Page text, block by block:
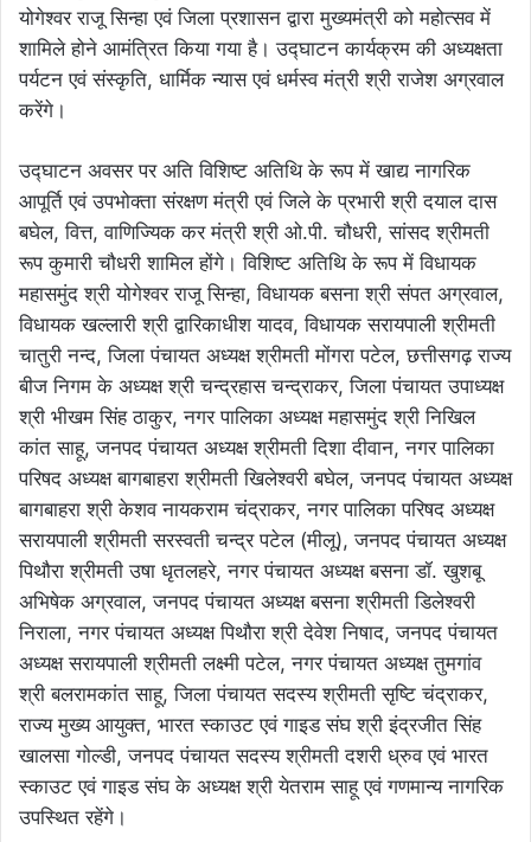
योगेश्वर राजू सिन्हा एवं जिला प्रशासन द्वारा मुख्यमंत्री को महोत्सव में
शामिले होने आमंत्रित किया गया है। उद्घाटन कार्यक्रम की अध्यक्षता
पर्यटन एवं संस्कृति, धार्मिक न्यास एवं धर्मस्व मंत्री श्री राजेश अग्रवाल
करेंगे।
उद्घाटन अवसर पर अति विशिष्ट अतिथि के रूप में खाद्य नागरिक
आपूर्ति एवं उपभोक्ता संरक्षण मंत्री एवं जिले के प्रभारी श्री दयाल दास
बघेल, वित्त, वाणिज्यिक कर मंत्री श्री ओ.पी. चौधरी, सांसद श्रीमती
रूप कुमारी चौधरी शामिल होंगे। विशिष्ट अतिथि के रूप में विधायक
महासमुंद श्री योगेश्वर राजू सिन्हा, विधायक बसना श्री संपत अग्रवाल,
विधायक खल्लारी श्री द्वारिकाधीश यादव, विधायक सरायपाली श्रीमती
चातुरी नन्द, जिला पंचायत अध्यक्ष श्रीमती मोंगरा पटेल, छत्तीसगढ़ राज्य
बीज निगम के अध्यक्ष श्री चन्द्रहास चन्द्राकर, जिला पंचायत उपाध्यक्ष
श्री भीखम सिंह ठाकुर, नगर पालिका अध्यक्ष महासमुंद श्री निखिल
कांत साहू, जनपद पंचायत अध्यक्ष श्रीमती दिशा दीवान, नगर पालिका
परिषद अध्यक्ष बागबाहरा श्रीमती खिलेश्वरी बघेल, जनपद पंचायत अध्यक्ष
बागबाहरा श्री केशव नायकराम चंद्राकर, नगर पालिका परिषद अध्यक्ष
सरायपाली श्रीमती सरस्वती चन्द्र पटेल (मीलू), जनपद पंचायत अध्यक्ष
पिथौरा श्रीमती उषा धृतलहरे, नगर पंचायत अध्यक्ष बसना डॉ. खुशबू
अभिषेक अग्रवाल, जनपद पंचायत अध्यक्ष बसना श्रीमती डिलेश्वरी
निराला, नगर पंचायत अध्यक्ष पिथौरा श्री देवेश निषाद, जनपद पंचायत
अध्यक्ष सरायपाली श्रीमती लक्ष्मी पटेल, नगर पंचायत अध्यक्ष तुमगांव
श्री बलरामकांत साहू, जिला पंचायत सदस्य श्रीमती सृष्टि चंद्राकर,
राज्य मुख्य आयुक्त, भारत स्काउट एवं गाइड संघ श्री इंद्रजीत सिंह
खालसा गोल्डी, जनपद पंचायत सदस्य श्रीमती दशरी ध्रुव एवं भारत
स्काउट एवं गाइड संघ के अध्यक्ष श्री येतराम साहू एवं गणमान्य नागरिक
उपस्थित रहेंगे।